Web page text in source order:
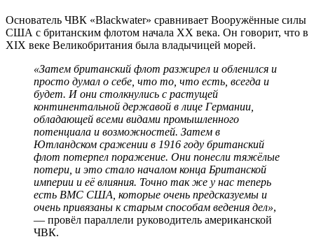
Основатель ЧВК «Blackwater» сравнивает Вооружённые силы
США с британским флотом начала ХХ века. Он говорит, что в
XIX веке Великобритания была владычицей морей.
«Затем британский флот разжирел и обленился и
просто думал о себе, что то, что есть, всегда и
будет. И они столкнулись с растущей
континентальной державой в лице Германии,
обладающей всеми видами промышленного
потенциала и возможностей. Затем в
Ютландском сражении в 1916 году британский
флот потерпел поражение. Они понесли тяжёлые
потери, и это стало началом конца Британской
империи и её влияния. Точно так же у нас теперь
есть ВМС США, которые очень предсказуемы и
очень привязаны к старым способам ведения дел»,
— провёл параллели руководитель американской
ЧВК.